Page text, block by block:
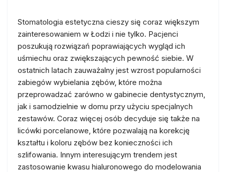
Stomatologia estetyczna cieszy się coraz większym
zainteresowaniem w Łodzi i nie tylko. Pacjenci
poszukują rozwiązań poprawiających wygląd ich
uśmiechu oraz zwiększających pewność siebie. W
ostatnich latach zauważalny jest wzrost popularności
zabiegów wybielania zębów, które można
przeprowadzać zarówno w gabinecie dentystycznym,
jak i samodzielnie w domu przy użyciu specjalnych
zestawów. Coraz więcej osób decyduje się także na
licówki porcelanowe, które pozwalają na korekcję
kształtu i koloru zębów bez konieczności ich
szlifowania. Innym interesującym trendem jest
zastosowanie kwasu hialuronowego do modelowania